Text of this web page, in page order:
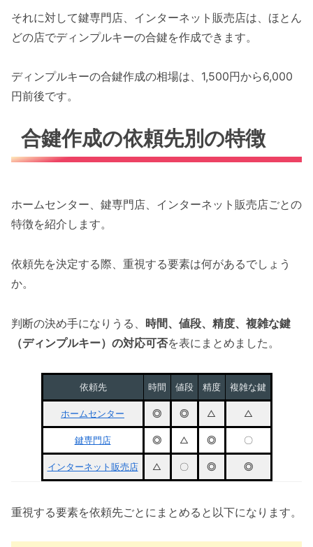
それに対して鍵専門店、インターネット販売店は、ほとん
どの店でディンプルキーの合鍵を作成できます。
ディンプルキーの合鍵作成の相場は、1,500円から6,000
円前後です。
合鍵作成の依頼先別の特徴
ホームセンター、鍵専門店、インターネット販売店ごとの
特徴を紹介します。
依頼先を決定する際、重視する要素は何があるでしょう
か。
判断の決め手になりうる、 時間、値段、精度、複雑な鍵
（ディンプルキー）の対応可否を表にまとめました。
依頼先 時間 値段 精度 複雑な鍵
ホームセンター ◎ ◎ △ △
鍵専門店 ◎ △ ◎ 〇
インターネット販売店 △ 〇 ◎ ◎
重視する要素を依頼先ごとにまとめると以下になります。